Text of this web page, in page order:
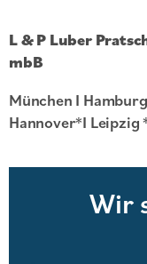
L & P Luber
mbB
München I
Hannover*I
Wir